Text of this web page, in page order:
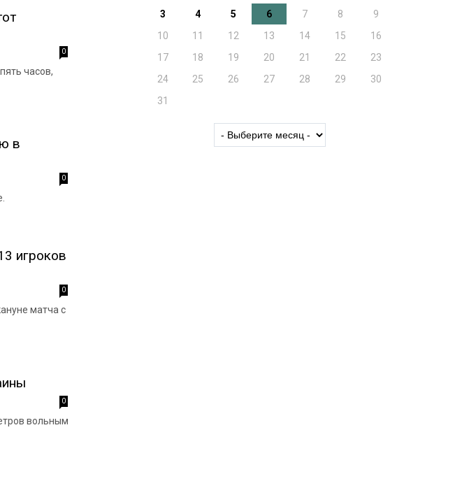
0
часов,
в
0
игроков
0
матча с
0
вольным
3
4 5 6 7 8
9
10
11 12 13 14 15
16
17
18 19 20 21 22
23
24
25 26 27 28 29
30
31